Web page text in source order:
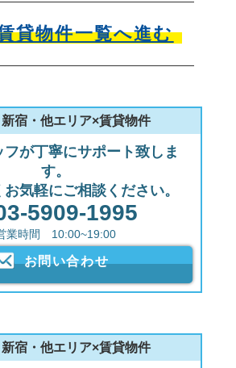
貸物件一覧へ進む
新宿・他エリア×賃貸物件
が丁寧にサポート致しま
す。
気軽にご相談ください。
5909-1995
業時間 10:00~19:00
お問い合わせ
新宿・他エリア×賃貸物件